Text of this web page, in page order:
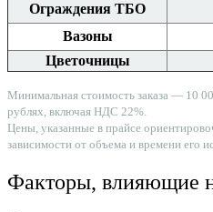
Ограждения ТБО
Вазоны
Цветочницы
Минимальная стоимость заказа — 10
рублях, включая НДС 22%.
Цены, указанные в прайсе
зависимости от объема и времени его
Факторы, влияющие